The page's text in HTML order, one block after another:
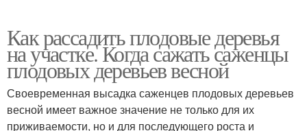
Как рассадить плодовые деревья
на участке. Когда сажать саженцы
плодовых деревьев весной
Своевременная высадка саженцев плодовых деревьев
весной имеет важное значение не только для их
приживаемости, но и для последующего роста и